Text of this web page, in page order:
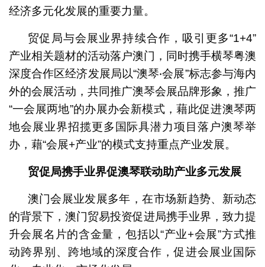
经济多元化发展的重要力量。
贸促局与会展业界持续合作，吸引更多“1+4”
产业相关题材的活动落户澳门，同时携手横琴粤澳
深度合作区经济发展局以“澳琴‧会展”标志参与海内
外的会展活动，共同推广澳琴会展品牌形象，推广
“一会展两地”的办展办会新模式，藉此促进澳琴两
地会展业界招揽更多国际具潜力项目落户澳琴举
办，藉“会展+产业”的模式支持重点产业发展。
贸促局携手业界促澳琴联动助产业多元发展
澳门会展业发展多年，在市场新趋势、新动态
的背景下，澳门贸易投资促进局携手业界，致力提
升会展名片的含金量，包括以“产业+会展”方式推
动跨界别、跨地域的深度合作，促进会展业国际